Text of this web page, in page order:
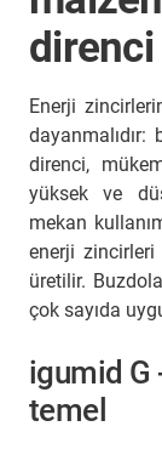
direnci
Enerji
dayanmalıdır:
direnci,
yüksek ve
mekan
enerji zincirleri
üretilir.
çok sayıda
igumid G
temel